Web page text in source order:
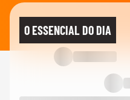
No Japão,
terremoto
Lula
exaltar
O ESSENCIAL DO DIA